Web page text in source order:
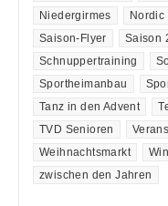
Niedergirmes
Nordic
Saison-Flyer
Saison
Schnuppertraining
Sportheimanbau
Tanz in den Advent
TVD Senioren
Weihnachtsmarkt
zwischen den Jahren